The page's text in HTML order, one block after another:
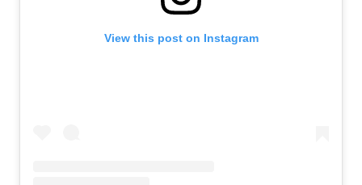
View this post on Instagram